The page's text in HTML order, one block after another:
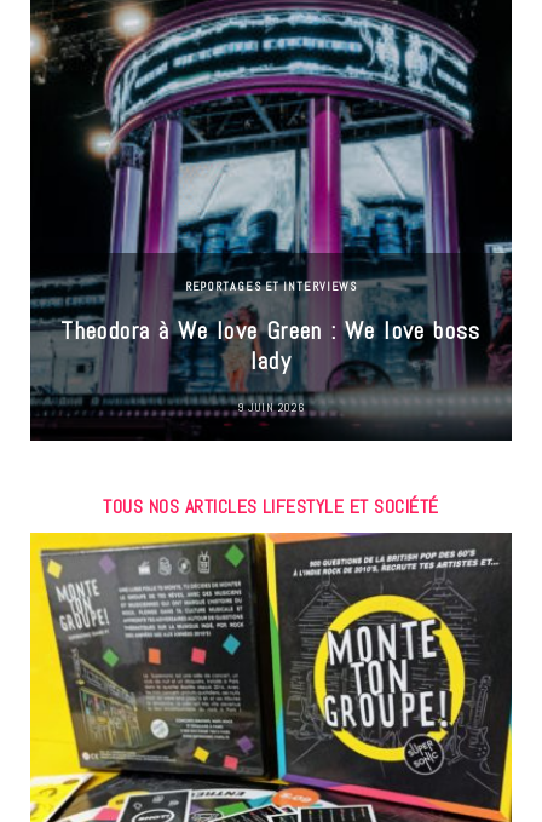
REPORTAGES ET INTERVIEWS
Theodora à We love Green : We love boss
lady
9 JUIN 2026
TOUS NOS ARTICLES LIFESTYLE ET SOCIÉTÉ